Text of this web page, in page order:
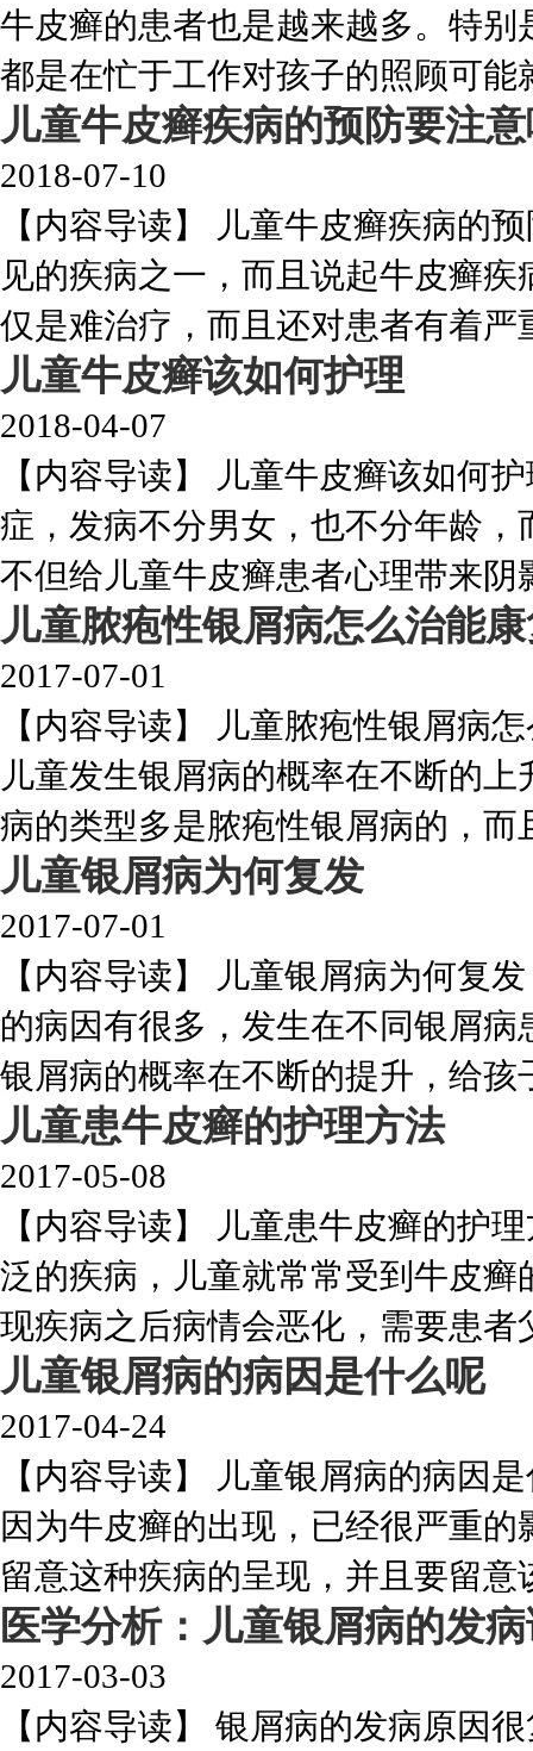
牛皮癣的患者也是越来越多。特
都是在忙于工作对孩子的照顾可能
儿童牛皮癣疾病的预防要注
2018-07-10
【内容导读】 儿童牛皮癣疾病的
见的疾病之一，而且说起牛皮癣
仅是难治疗，而且还对患者有着
儿童牛皮癣该如何护理
2018-04-07
【内容导读】 儿童牛皮癣该如何
症，发病不分男女，也不分年龄
不但给儿童牛皮癣患者心理带来阴
儿童脓疱性银屑病怎么治能
2017-07-01
【内容导读】 儿童脓疱性银屑病
儿童发生银屑病的概率在不断的
病的类型多是脓疱性银屑病的，而
儿童银屑病为何复发
2017-07-01
【内容导读】 儿童银屑病为何复
的病因有很多，发生在不同银屑
银屑病的概率在不断的提升，给孩
儿童患牛皮癣的护理方法
2017-05-08
【内容导读】 儿童患牛皮癣的护
泛的疾病，儿童就常常受到牛皮
现疾病之后病情会恶化，需要患者
儿童银屑病的病因是什么呢
2017-04-24
【内容导读】 儿童银屑病的病因
因为牛皮癣的出现，已经很严重
留意这种疾病的呈现，并且要留意
医学分析：儿童银屑病的发
2017-03-03
【内容导读】 银屑病的发病原因